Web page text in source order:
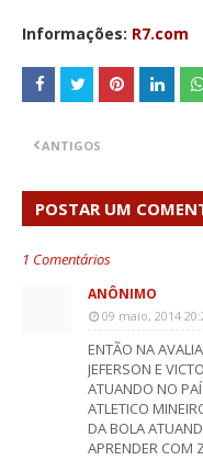
Informações: R7.com
ANTIGOS
POSTAR UM
1 Comentários
ANÔNIMO
09 maio, 2014
ENTÃO NA
JEFERSON E
ATUANDO NO
ATLETICO
DA BOLA
APRENDER COM